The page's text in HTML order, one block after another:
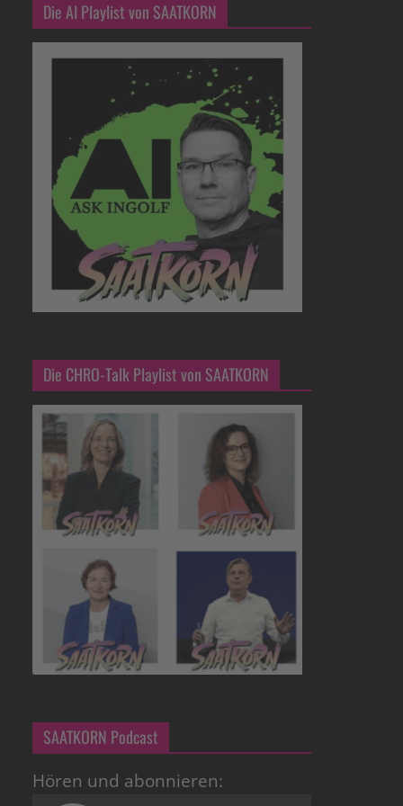
Die AI Playlist von SAATKORN
Die CHRO-Talk Playlist von SAATKORN
SAATKORN Podcast
Hören und abonnieren: